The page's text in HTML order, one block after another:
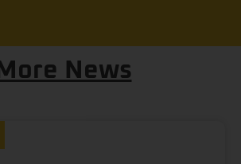
More News